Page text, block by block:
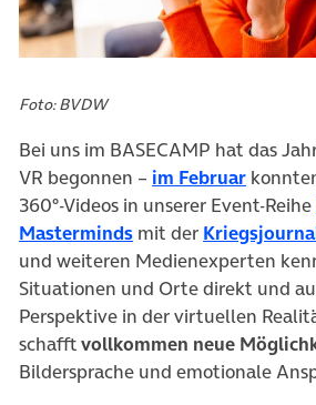
Foto: BVDW
Bei uns im BASECAMP hat das
VR begonnen – im Februar
360°-Videos in unserer Event-Reihe
Masterminds mit der
und weiteren Medienexperten
Situationen und Orte direkt und
Perspektive in der virtuellen
schafftvollkommen neue
Bildersprache und emotionale